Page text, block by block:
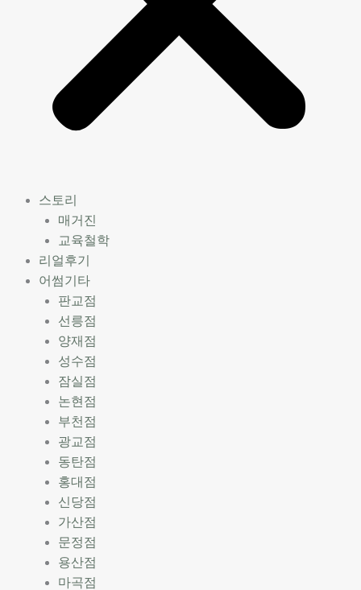
스토리
매거진
교육철학
리얼후기
어썸기타
판교점
선릉점
양재점
성수점
잠실점
논현점
부천점
광교점
동탄점
홍대점
신당점
가산점
문정점
용산점
마곡점